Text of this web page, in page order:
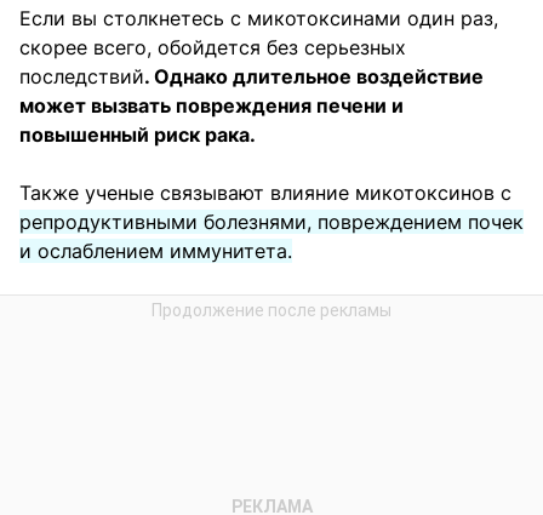
Если вы столкнетесь с микотоксинами один раз,
скорее всего, обойдется без серьезных
последствий. Однако длительное воздействие
может вызвать повреждения печени и
повышенный риск рака.
Также ученые связывают влияние микотоксинов с
репродуктивными болезнями, повреждением почек
и ослаблением иммунитета.